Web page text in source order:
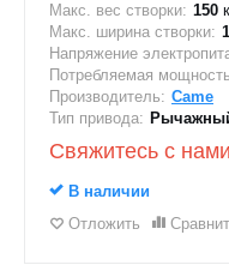
Макс. вес створки: 150
Макс. ширина створки:
Напряжение
Потребляемая
Производитель: Came
Тип привода:
Свяжитесь с
В наличии
Отложить